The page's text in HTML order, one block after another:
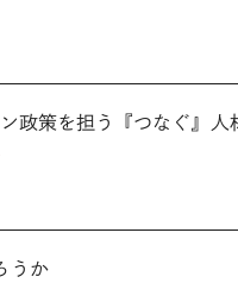
政策を担う『つなぐ』人
うか